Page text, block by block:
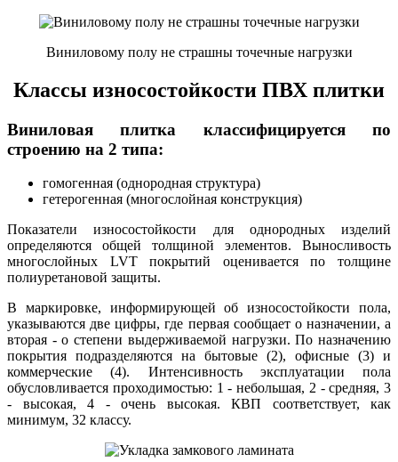
Виниловому полу не страшны точечные нагрузки
Классы износостойкости ПВХ плитки
Виниловая плитка классифицируется по
строению на 2 типа:
гомогенная (однородная структура)
гетерогенная (многослойная конструкция)
Показатели износостойкости для однородных изделий
определяются общей толщиной элементов. Выносливость
многослойных LVT покрытий оценивается по толщине
полиуретановой защиты.
В маркировке, информирующей об износостойкости пола,
указываются две цифры, где первая сообщает о назначении, а
вторая - о степени выдерживаемой нагрузки. По назначению
покрытия подразделяются на бытовые (2), офисные (3) и
коммерческие (4). Интенсивность эксплуатации пола
обусловливается проходимостью: 1 - небольшая, 2 - средняя, 3
- высокая, 4 - очень высокая. КВП соответствует, как
минимум, 32 классу.